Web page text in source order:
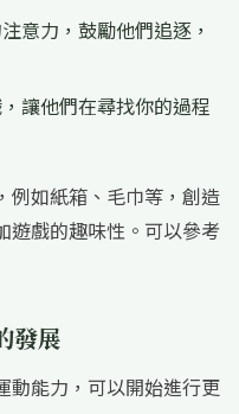
意力，鼓勵他們追逐，
讓他們在尋找你的過程
例如紙箱、毛巾等，創造
遊戲的趣味性。可以參考
發展
動能力，可以開始進行更